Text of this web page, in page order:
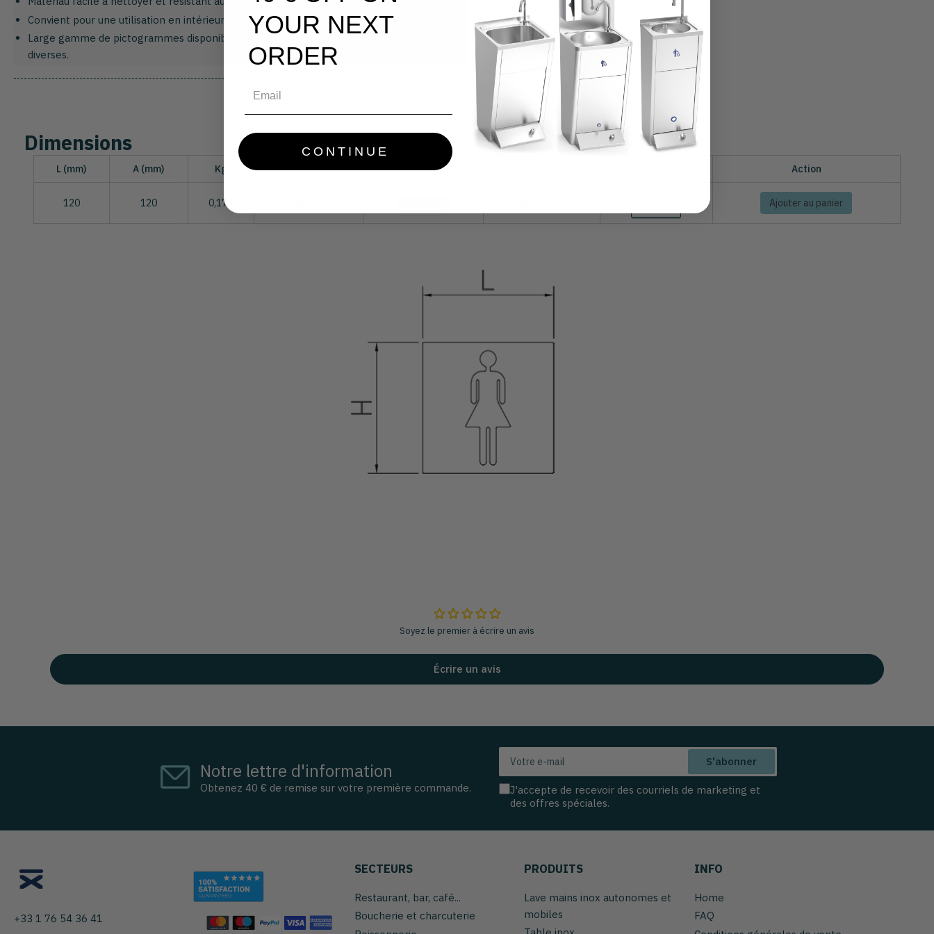
Convient pour une utilisation en intérieur comme en extérieur.
Large gamme de pictogrammes disponibles : WC, accessibilité, interdictions, indications
diverses.
Dimensions
L (mm) A (mm) Kg Référence Stock Action
120 120 0,175 Ajouter au panier
Soyez le premier à écrire un avis
Écrire un avis
Notre lettre d'information
Obtenez 40 € de remise sur votre première commande.
mail
S'abonner
J'accepte de recevoir des courriels de marketing et
des offres spéciales.
+33 1 76 54 36 41
SECTEURS
Restaurant, bar, café...
Boucherie et charcuterie
PRODUITS
Lave mains inox autonomes et
mobiles
INFO
Home
FAQ
YOUR NEXT
ORDER
CONTINUE